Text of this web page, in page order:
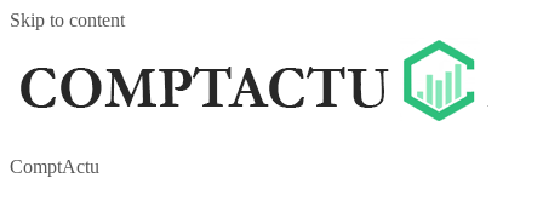
Skip to content
ComptActu